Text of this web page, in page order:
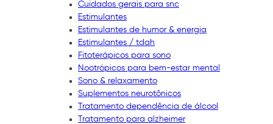
Cuidados gerais para snc
Estimulantes
Estimulantes de humor & energia
Estimulantes / tdah
Fitoterápicos para sono
Nootrópicos para bem-estar mental
Sono & relaxamento
Suplementos neurotônicos
Tratamento dependência de álcool
Tratamento para alzheimer